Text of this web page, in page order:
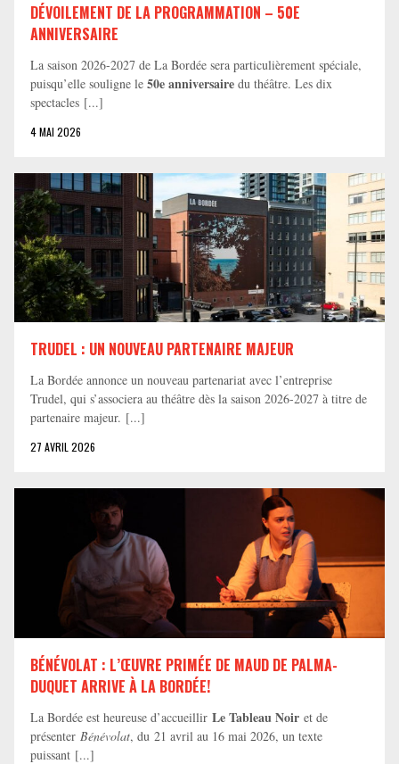
DÉVOILEMENT DE LA PROGRAMMATION – 50E
ANNIVERSAIRE
La saison 2026-2027 de La Bordée sera particulièrement spéciale,
puisqu’elle souligne le 50e anniversaire du théâtre. Les dix
spectacles [...]
4 MAI 2026
TRUDEL : UN NOUVEAU PARTENAIRE MAJEUR
La Bordée annonce un nouveau partenariat avec l’entreprise
Trudel, qui s’associera au théâtre dès la saison 2026-2027 à titre de
partenaire majeur. [...]
27 AVRIL 2026
BÉNÉVOLAT : L’ŒUVRE PRIMÉE DE MAUD DE PALMA-
DUQUET ARRIVE À LA BORDÉE!
La Bordée est heureuse d’accueillir Le Tableau Noir et de
présenter Bénévolat, du 21 avril au 16 mai 2026, un texte
puissant [...]